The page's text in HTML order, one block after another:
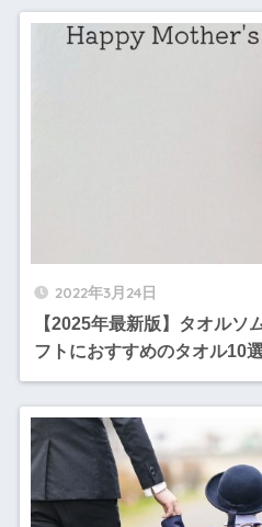
2022年3月24日
【2025年最新版】タオルソ
フトにおすすめのタオル10選